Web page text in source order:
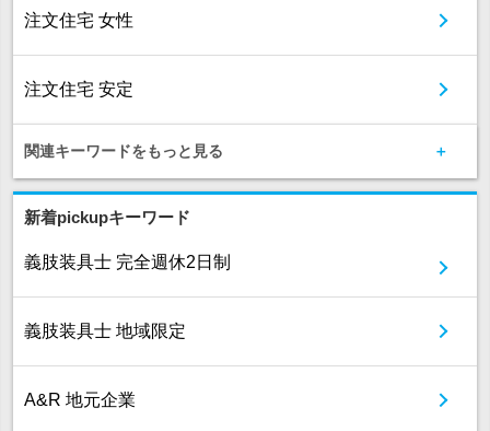
注文住宅 女性
注文住宅 安定
関連キーワードをもっと見る
新着pickupキーワード
義肢装具士 完全週休2日制
義肢装具士 地域限定
A&R 地元企業